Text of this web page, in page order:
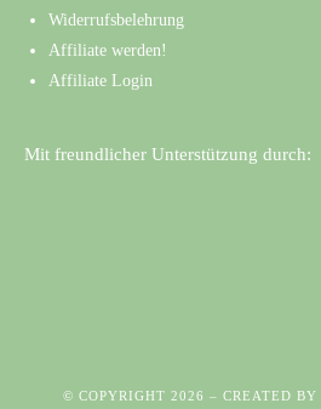
Widerrufsbelehrung
Affiliate werden!
Affiliate Login
Mit freundlicher Unterstützung durch:
© COPYRIGHT 2026 – CREATED BY